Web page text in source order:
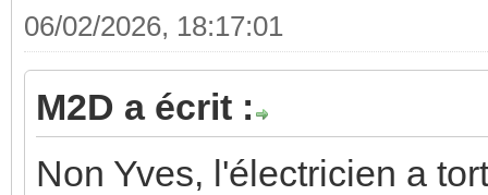
06/02/2026, 18:17:01
M2D a écrit :
Non Yves, l'électricien a